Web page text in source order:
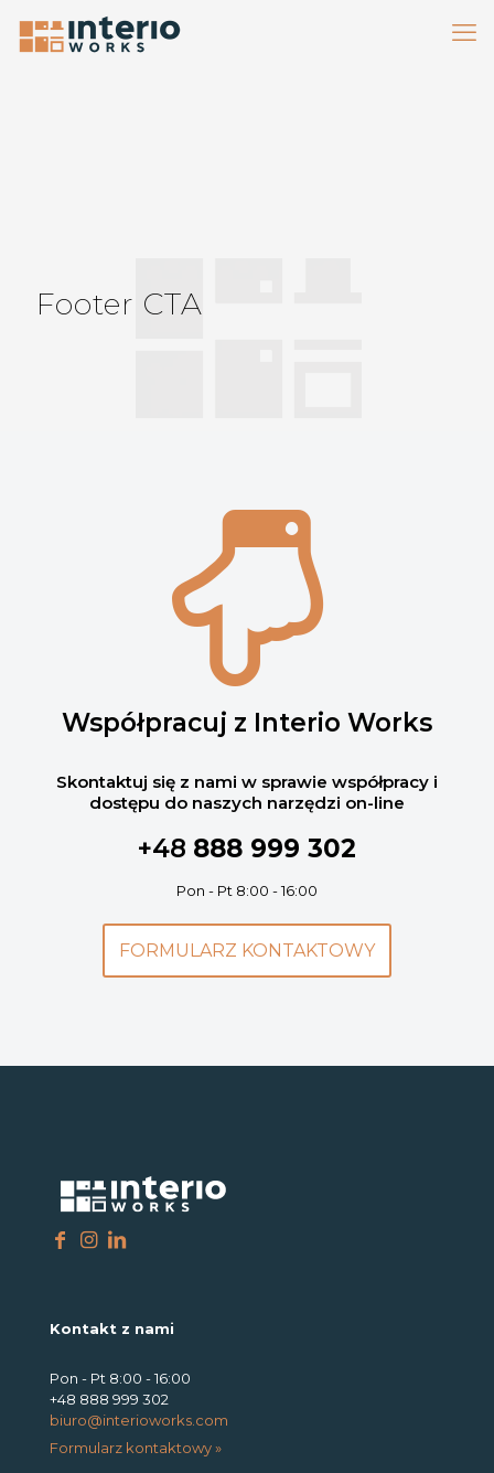
Footer CTA
Współpracuj z Interio Works
Skontaktuj się z nami w sprawie współpracy i
dostępu do naszych narzędzi on-line
+48 888 999 302
Pon - Pt 8:00 - 16:00
FORMULARZ KONTAKTOWY
Kontakt z nami
Pon - Pt 8:00 - 16:00
+48 888 999 302
biuro@interioworks.com
Formularz kontaktowy »